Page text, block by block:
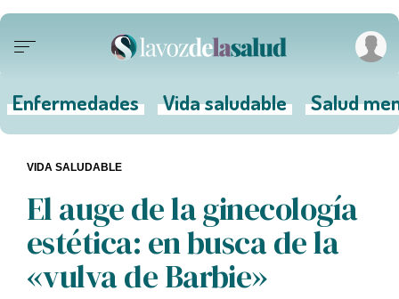
Enfermedades Vida saludable Salud
El auge de la ginecología
estética: en busca de la
«vulva de Barbie»
VIDA SALUDABLE